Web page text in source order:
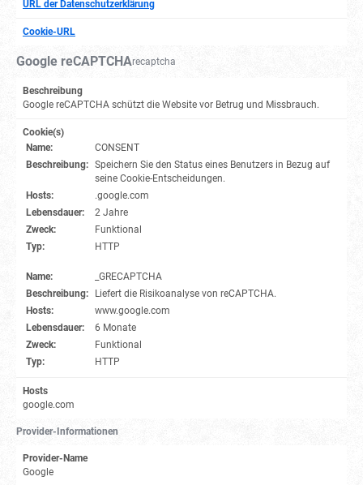
URL der Datenschutzerklärung
Cookie-URL
Google reCAPTCHArecaptcha
Beschreibung
Google reCAPTCHA schützt die Website vor Betrug und Missbrauch.
Cookie(s)
Name:
CONSENT
Beschreibung: Speichern Sie den Status eines Benutzers in Bezug auf
seine Cookie-Entscheidungen.
Hosts:
.google.com
Lebensdauer:
2 Jahre
Zweck:
Funktional
Typ:
HTTP
Name:
_GRECAPTCHA
Beschreibung:
Liefert die Risikoanalyse von reCAPTCHA.
Hosts:
www.google.com
Lebensdauer:
6 Monate
Zweck:
Funktional
Typ:
HTTP
Hosts
google.com
Provider-Informationen
Provider-Name
Google